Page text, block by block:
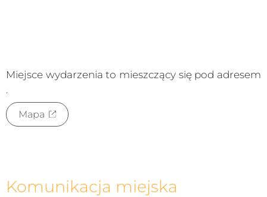
Miejsce wydarzenia to mieszczący się pod adresem
.
Mapa
Komunikacja miejska